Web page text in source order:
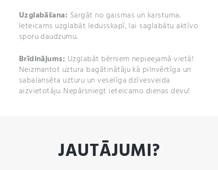
Uzglabāšana: Sargāt no gaismas un karstuma.
Ieteicams uzglabāt ledusskapī, lai saglabātu aktīvo
sporu daudzumu.
Brīdinājums: Uzglabāt bērniem nepieejamā vietā!
Neizmantot uztura bagātinātāju kā pilnvērtīga un
sabalansēta uzturu un veselīga dzīvesveida
aizvietotāju. Nepārsniegt ieteicamo dienas devu!
JAUTĀJUMI?